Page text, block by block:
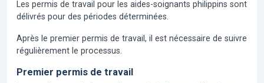
Les permis de travail pour les aides-soignants philippins sont
délivrés pour des périodes déterminées.
Après le premier permis de travail, il est nécessaire de suivre
régulièrement le processus.
Premier permis de travail